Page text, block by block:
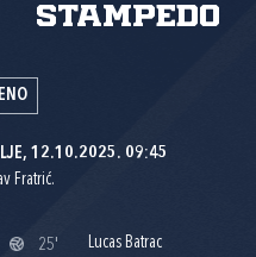
Stampedo
12.10.2025. 09:45
Fratrić.
25'
Lucas Batrac